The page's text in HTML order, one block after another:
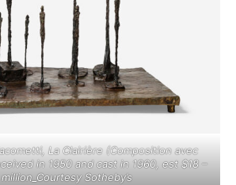
La Clairière (Composition avec
in 1950 and cast in 1960, est $18 –
Sotheby’s